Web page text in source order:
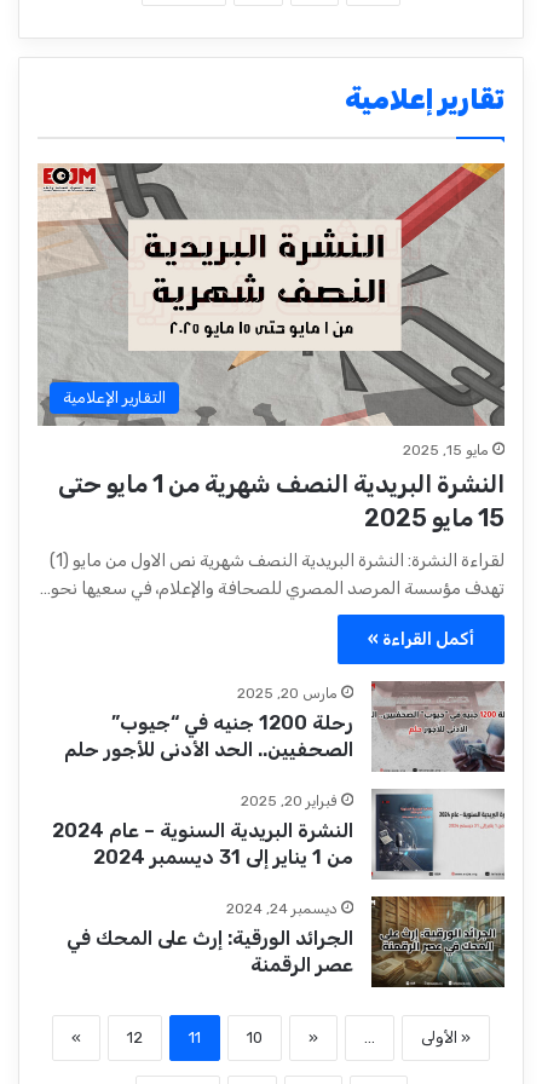
تقارير إعلامية
التقارير الإعلامية
مايو 15, 2025
النشرة البريدية النصف شهرية من 1 مايو حتى
15 مايو 2025
لقراءة النشرة: النشرة البريدية النصف شهرية نص الاول من مايو (1)
تهدف مؤسسة المرصد المصري للصحافة والإعلام، في سعيها نحو…
أكمل القراءة »
مارس 20, 2025
رحلة 1200 جنيه في “جيوب”
الصحفيين.. الحد الأدنى للأجور حلم
فبراير 20, 2025
النشرة البريدية السنوية – عام 2024
من 1 يناير إلى 31 ديسمبر 2024
ديسمبر 24, 2024
الجرائد الورقية: إرث على المحك في
عصر الرقمنة
« الأولى «
10
11
12
»